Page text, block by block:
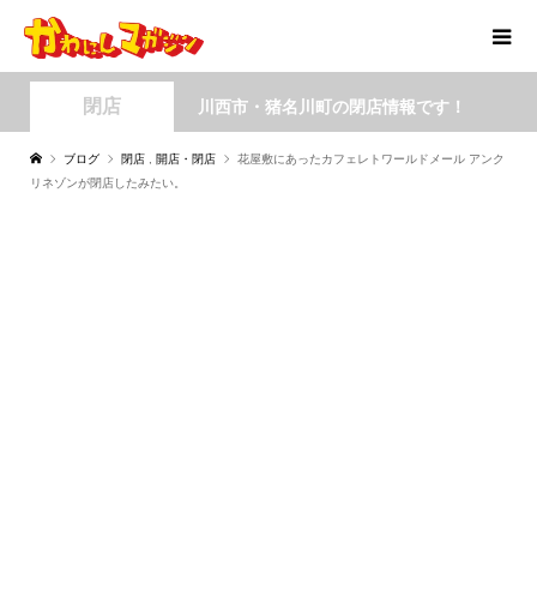
閉店 川西市・猪名川町の閉店情報です！
ブログ 閉店 開店・閉店
花屋敷にあったカフェレトワールドメール アンク
リネゾンが閉店したみたい。